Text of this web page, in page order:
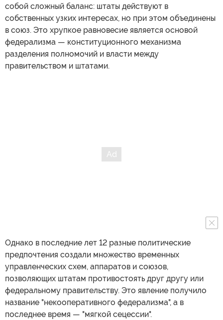
собой сложный баланс: штаты действуют в
собственных узких интересах, но при этом объединены
в союз. Это хрупкое равновесие является основой
федерализма — конституционного механизма
разделения полномочий и власти между
правительством и штатами.
Однако в последние лет 12 разные политические
предпочтения создали множество временных
управленческих схем, аппаратов и союзов,
позволяющих штатам противостоять друг другу или
федеральному правительству. Это явление получило
название "некооперативного федерализма", а в
последнее время — "мягкой сецессии".